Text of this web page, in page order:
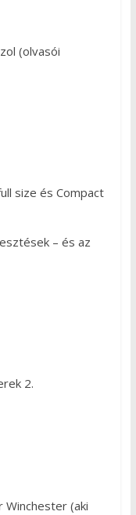
(olvasói
size és Compact
– és az
2.
(aki